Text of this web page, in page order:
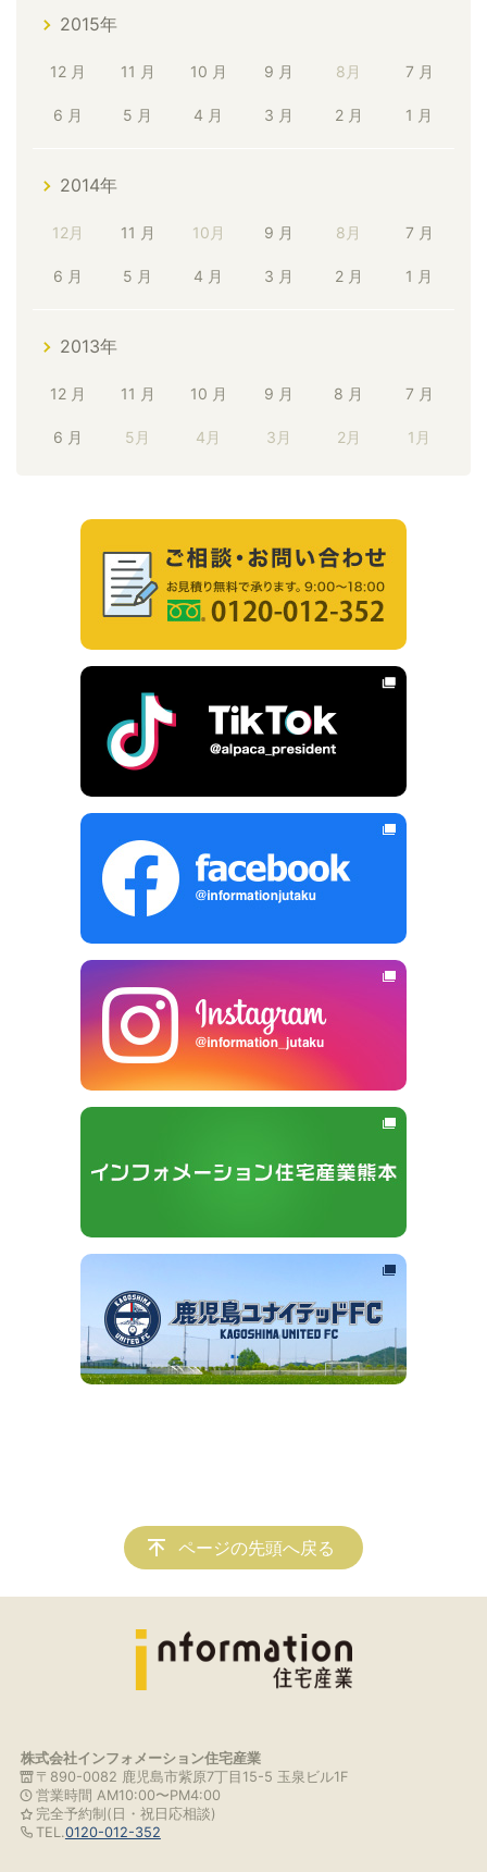
2015年
12 月 11 月 10 月 9 月 8月 7 月
6 月 5 月 4 月 3 月 2 月 1 月
2014年
12月 11 月 10月 9 月 8月 7 月
6 月 5 月 4 月 3 月 2 月 1 月
2013年
12 月 11 月 10 月 9 月 8 月 7 月
6 月 5月 4月 3月 2月 1月
ページの先頭へ戻る
株式会社インフォメーション住宅産業
〒890-0082 鹿児島市紫原7丁目15-5 玉泉ビル1F
営業時間 AM10:00〜PM4:00
完全予約制(日・祝日応相談)
TEL.0120-012-352